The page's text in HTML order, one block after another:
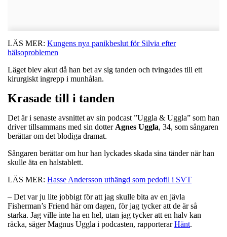
LÄS MER: Kungens nya panikbeslut för Silvia efter
hälsoproblemen
Läget blev akut då han bet av sig tanden och tvingades till ett
kirurgiskt ingrepp i munhålan.
Krasade till i tanden
Det är i senaste avsnittet av sin podcast ”Uggla & Uggla” som han
driver tillsammans med sin dotter Agnes Uggla, 34, som sångaren
berättar om det blodiga dramat.
Sångaren berättar om hur han lyckades skada sina tänder när han
skulle äta en halstablett.
LÄS MER: Hasse Andersson uthängd som pedofil i SVT
– Det var ju lite jobbigt för att jag skulle bita av en jävla
Fisherman’s Friend här om dagen, för jag tycker att de är så
starka. Jag ville inte ha en hel, utan jag tycker att en halv kan
räcka, säger Magnus Uggla i podcasten, rapporterarHänt.